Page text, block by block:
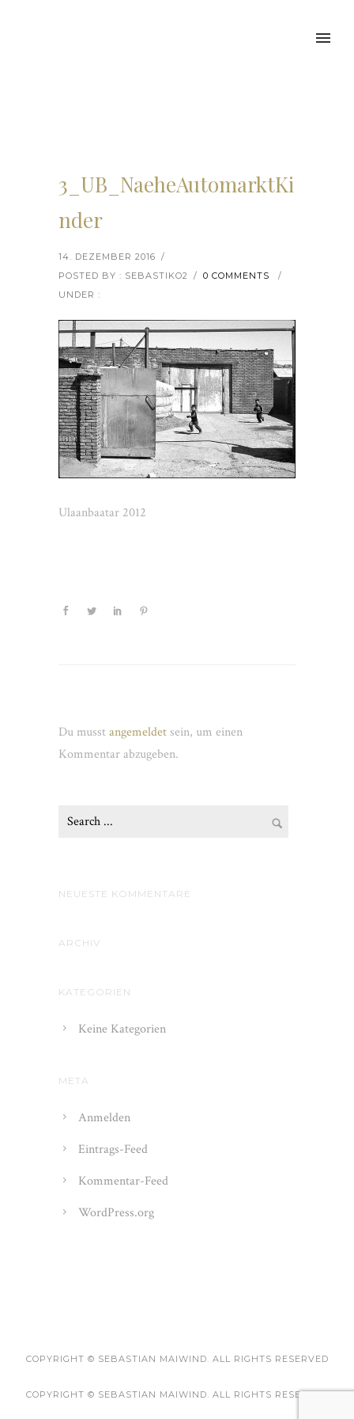
3_UB_NaeheAutomarktKi
nder
14. DEZEMBER 2016 /
POSTED BY : SEBASTIKO2 / 0 COMMENTS
/
UNDER :
Ulaanbaatar 2012
Du musstangemeldet sein, um einen
Kommentar abzugeben.
NEUESTE KOMMENTARE
ARCHIV
KATEGORIEN
Keine Kategorien
META
Anmelden
Eintrags-Feed
Kommentar-Feed
WordPress.org
COPYRIGHT © SEBASTIAN MAIWIND. ALL RIGHTS RESERVED
COPYRIGHT © SEBASTIAN MAIWIND. ALL RIGHTS RESERVED